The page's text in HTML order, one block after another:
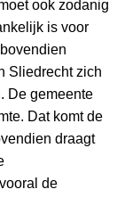
ook zodanig
is voor
Sliedrecht zich
De gemeente
Dat komt de
draagt
de